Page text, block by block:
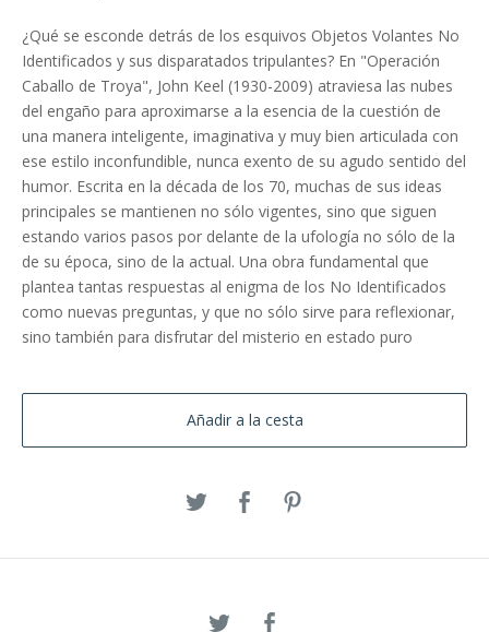
¿Qué se esconde detrás de los esquivos Objetos Volantes No
Identificados y sus disparatados tripulantes? En "Operación
Caballo de Troya", John Keel (1930-2009) atraviesa las nubes
del engaño para aproximarse a la esencia de la cuestión de
una manera inteligente, imaginativa y muy bien articulada con
ese estilo inconfundible, nunca exento de su agudo sentido del
humor. Escrita en la década de los 70, muchas de sus ideas
principales se mantienen no sólo vigentes, sino que siguen
estando varios pasos por delante de la ufología no sólo de la
de su época, sino de la actual. Una obra fundamental que
plantea tantas respuestas al enigma de los No Identificados
como nuevas preguntas, y que no sólo sirve para reflexionar,
sino también para disfrutar del misterio en estado puro
Añadir a la cesta